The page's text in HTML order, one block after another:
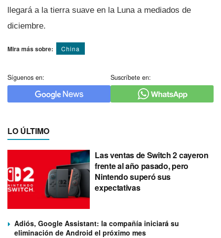
llegará a la tierra suave en la Luna a mediados de
diciembre.
Mira más sobre: China
Síguenos en: Suscríbete en:
LO ÚLTIMO
Las ventas de Switch 2 cayeron
frente al año pasado, pero
Nintendo superó sus
expectativas
Adiós, Google Assistant: la compañía iniciará su
eliminación de Android el próximo mes